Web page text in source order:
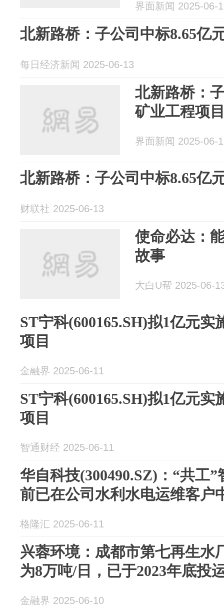
界面新闻 2025-06-
北新路桥：子公司中标8.65亿
每日经济新闻 2025-06-13
北新路桥：
矿业工程项
界面新闻 2025-06-
北新路桥：子公司中标8.65亿
财联社 2025-06-13
使命必达：
故事
大白U帮 2025-06-
ST宁科(600165.SH)拟1亿元
项目
金融界 2025-06-11
ST宁科(600165.SH)拟1亿元
项目
智通财经 2025-06-11
华自科技(300490.SZ)：“共工
前已在公司水利水电运维客户
格隆汇 2025-06-11
兴蓉环境：成都市第七再生水
为8万吨/日，已于2023年底投
金融界 2025-06-10